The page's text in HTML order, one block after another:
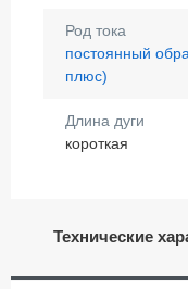
Род тока
постоянный
плюс)
Длина дуги
короткая
Технические